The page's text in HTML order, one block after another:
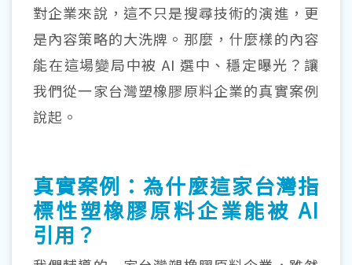
對企業來說，這不只是搜尋技術的演進，更
是內容策略的大洗牌。那麼，什麼樣的內容
能在這場變局中被 AI 選中、穩定曝光？讓
我們從一家台灣塑橡膠原料企業的真實案例
說起。
真實案例：為什麼這家台灣指
標性塑橡膠原料企業能被 AI
引用？